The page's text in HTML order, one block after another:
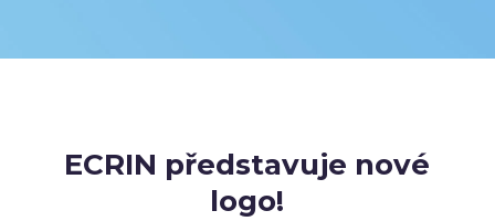
ECRIN představuje nové
logo!